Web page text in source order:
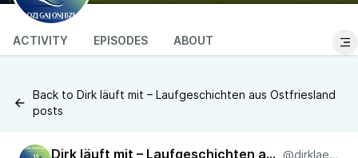
ACTIVITY EPISODES ABOUT
Back to Dirk läuft mit – Laufgeschichten aus Ostfriesland
posts
Dirk läuft mit – Laufgeschichten aus Ostfriesland @dirklaeuftmit